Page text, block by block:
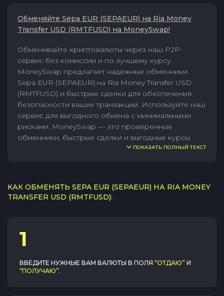
Обменяйте Sepa EUR (SEPAEUR) на Ria Money
Transfer USD (RMTFUSD) на MoneySwap!
Обменивайте криптовалюты через наш P2P-
сервис без комиссии и по лучшему курсу.
MoneySwap предлагает надежные обменники
Sepa EUR (SEPAEUR) на Ria Money Transfer USD
(RMTFUSD) и быстрые сделки для обеспечения
безопасности ваших транзакций. Используйте наш
сервис для выгодного обмена с минимальными
рисками. MoneySwap — это проверенные
обменники, быстрые сделки и выгодные курсы.
ПОКАЗАТЬ ПОЛНЫЙ ТЕКСТ
КАК ОБМЕНЯТЬ SEPA EUR (SEPAEUR) НА RIA MONEY
TRANSFER USD (RMTFUSD):
1
ВВЕДИТЕ НУЖНЫЕ ВАМ ВАЛЮТЫ В ПОЛЯ “ОТДАЮ” И
“ПОЛУЧАЮ”.